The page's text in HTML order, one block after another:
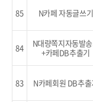
85 N카페 자동글쓰기
84
N대량쪽지자동발
+카페DB추출기
83 N카페회원 DB추출